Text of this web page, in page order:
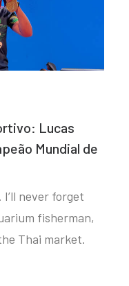
Lucas
Mundial de
never forget
fisherman,
Thai market.